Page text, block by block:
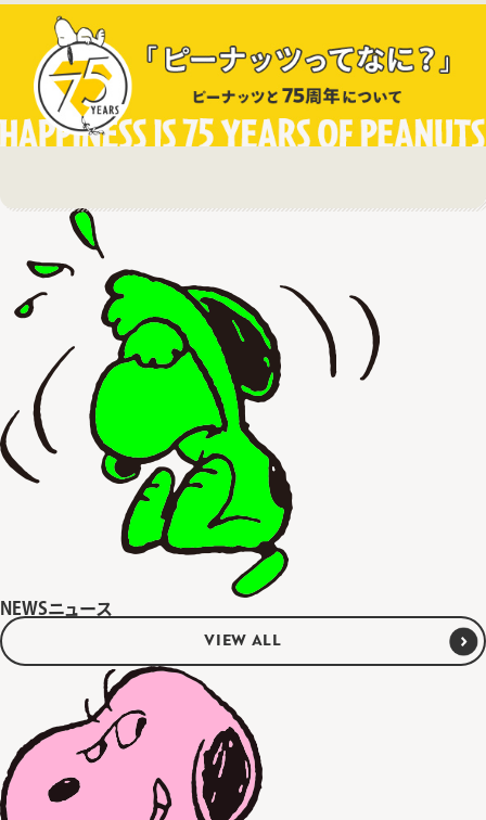
NEWSニュース
VIEW ALL